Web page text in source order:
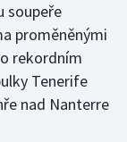
soupeře
proměněnými
rekordním
Tenerife
nad Nanterre